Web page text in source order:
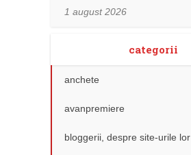
1 august 2026
categorii
anchete
avanpremiere
bloggerii, despre site-urile lor